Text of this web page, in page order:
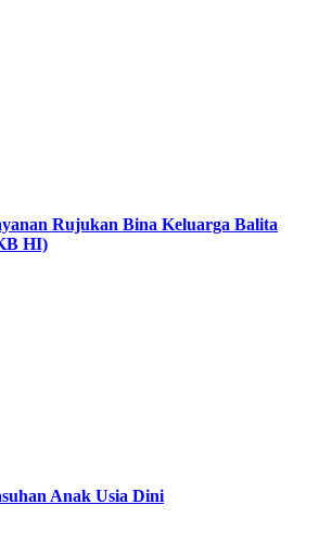
Rujukan Bina Keluarga Balita
HI)
Anak Usia Dini